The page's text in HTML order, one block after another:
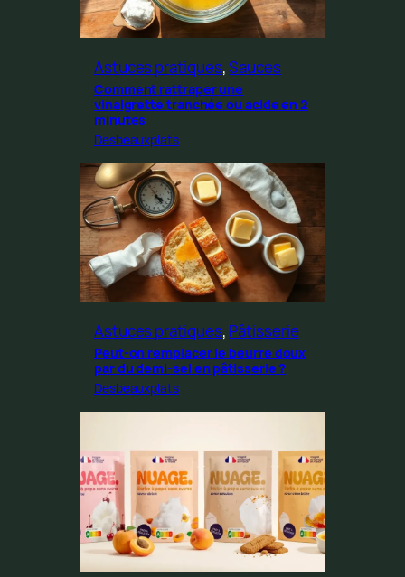
Astuces pratiques, Sauces
Comment rattraper une
vinaigrette tranchée ou acide en 2
minutes
Desbeauxplats
Astuces pratiques, Pâtisserie
Peut-on remplacer le beurre doux
par du demi-sel en pâtisserie ?
Desbeauxplats